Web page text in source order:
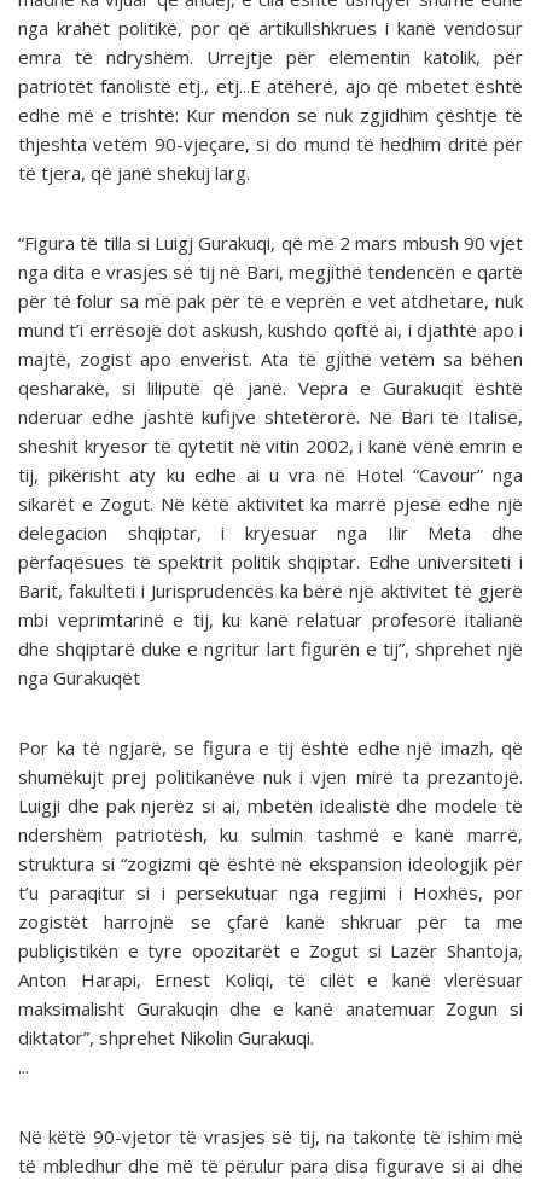
nga krahët politikë, por që artikullshkrues i kanë vendosur
emra të ndryshëm. Urrejtje për elementin katolik, për
patriotët fanolistë etj., etj...E atëherë, ajo që mbetet është
edhe më e trishtë: Kur mendon se nuk zgjidhim çështje të
thjeshta vetëm 90-vjeçare, si do mund të hedhim dritë për
të tjera, që janë shekuj larg.
“Figura të tilla si Luigj Gurakuqi, që më 2 mars mbush 90 vjet
nga dita e vrasjes së tij në Bari, megjithë tendencën e qartë
për të folur sa më pak për të e veprën e vet atdhetare, nuk
mund t’i errësojë dot askush, kushdo qoftë ai, i djathtë apo i
majtë, zogist apo enverist. Ata të gjithë vetëm sa bëhen
qesharakë, si liliputë që janë. Vepra e Gurakuqit është
nderuar edhe jashtë kufijve shtetërorë. Në Bari të Italisë,
sheshit kryesor të qytetit në vitin 2002, i kanë vënë emrin e
tij, pikërisht aty ku edhe ai u vra në Hotel “Cavour” nga
sikarët e Zogut. Në këtë aktivitet ka marrë pjesë edhe një
delegacion shqiptar, i kryesuar nga Ilir Meta dhe
përfaqësues të spektrit politik shqiptar. Edhe universiteti i
Barit, fakulteti i Jurisprudencës ka bërë një aktivitet të gjerë
mbi veprimtarinë e tij, ku kanë relatuar profesorë italianë
dhe shqiptarë duke e ngritur lart figurën e tij”, shprehet një
nga Gurakuqët
Por ka të ngjarë, se figura e tij është edhe një imazh, që
shumëkujt prej politikanëve nuk i vjen mirë ta prezantojë.
Luigji dhe pak njerëz si ai, mbetën idealistë dhe modele të
ndershëm patriotësh, ku sulmin tashmë e kanë marrë,
struktura si “zogizmi që është në ekspansion ideologjik për
t’u paraqitur si i persekutuar nga regjimi i Hoxhës, por
zogistët harrojnë se çfarë kanë shkruar për ta me
publiçistikën e tyre opozitarët e Zogut si Lazër Shantoja,
Anton Harapi, Ernest Koliqi, të cilët e kanë vlerësuar
maksimalisht Gurakuqin dhe e kanë anatemuar Zogun si
diktator”, shprehet Nikolin Gurakuqi.
...
Në këtë 90-vjetor të vrasjes së tij, na takonte të ishim më
të mbledhur dhe më të përulur para disa figurave si ai dhe